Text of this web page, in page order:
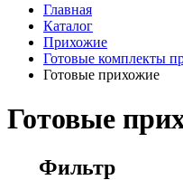
Главная
Каталог
Прихожие
Готовые комплекты
Готовые прихожие
Готовые
Фильтр